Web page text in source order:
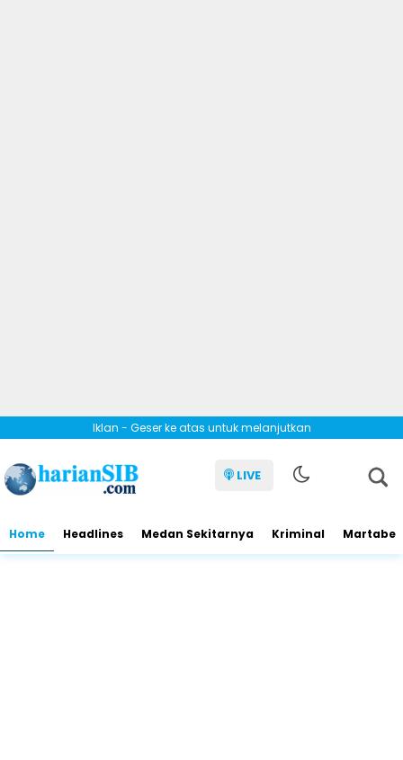
Iklan - Geser ke atas untuk melanjutkan
LIVE
Home Headlines Medan Sekitarnya Kriminal Martabe